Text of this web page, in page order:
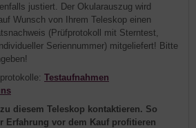
justiert. Der Okularauszug wird
Wunsch von Ihrem Teleskop einen
(Prüfprotokoll mit Sterntest,
Seriennummer) mitgeliefert! Bitte
Testaufnahmen
diesem Teleskop kontaktieren. So
Erfahrung vor dem Kauf profitieren